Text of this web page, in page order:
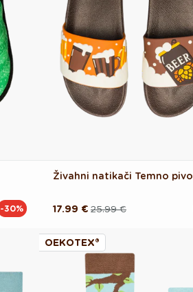
-30%
Živahni natikači Temno pivo
Redna 25.99 €
Akcijska
17.99 €
OEKOTEX®